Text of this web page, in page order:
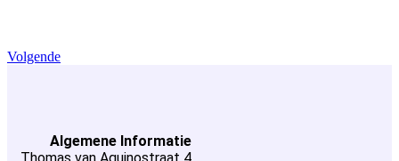
Volgende
Algemene Informatie